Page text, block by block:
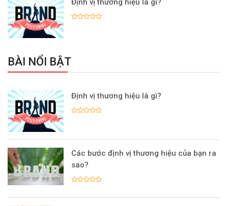
Định vị thương hiệu là gì?
BÀI NỔI BẬT
Định vị thương hiệu là gì?
Các bước định vị thương hiệu của bạn ra
sao?